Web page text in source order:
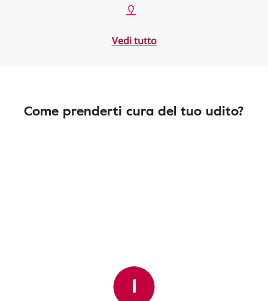
Vedi tutto
Come prenderti cura del tuo udito?
1